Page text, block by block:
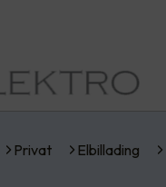
Privat Elbillading